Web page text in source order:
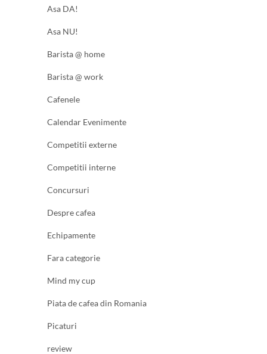
Asa DA!
Asa NU!
Barista @ home
Barista @ work
Cafenele
Calendar Evenimente
Competitii externe
Competitii interne
Concursuri
Despre cafea
Echipamente
Fara categorie
Mind my cup
Piata de cafea din Romania
Picaturi
review